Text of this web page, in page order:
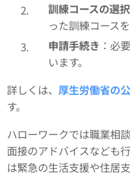
訓練コースの選択
った訓練コースを
申請手続き ：必
います。
詳しくは、 厚生労働省の
す。
ハローワークでは職業相
面接のアドバイスなども
は緊急の生活支援や住居